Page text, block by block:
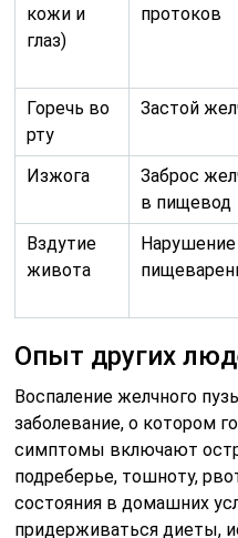
кожи и
глаз)
протоков
Горечь во
рту
Застой
Изжога
Заброс
в пищевод
Вздутие
живота
Нарушение
Опыт других
Воспаление желчного
заболевание, о котором
симптомы включают
подреберье, тошноту,
состояния в домашних
придерживаться диеты,